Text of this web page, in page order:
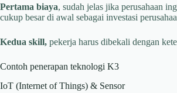
Pertama biaya, sudah jelas jika perusahaan
cukup besar di awal sebagai investasi
Kedua skill, pekerja harus dibekali dengan
Contoh penerapan teknologi K3
IoT (Internet of Things) & Sensor